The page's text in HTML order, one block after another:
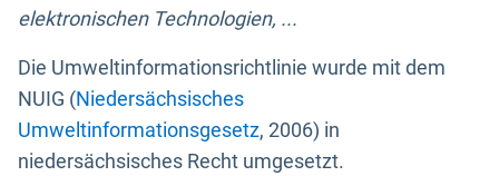
elektronischen Technologien, ...
Die Umweltinformationsrichtlinie wurde mit dem
NUIG (Niedersächsisches
Umweltinformationsgesetz, 2006) in
niedersächsisches Recht umgesetzt.